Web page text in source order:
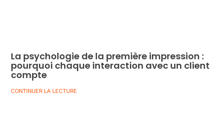
La psychologie de la première impression :
pourquoi chaque interaction avec un client
compte
CONTINUER LA LECTURE